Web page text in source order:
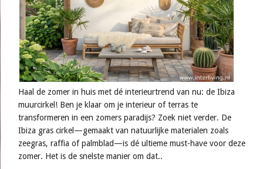
Haal de zomer in huis met dé interieurtrend van nu: de Ibiza
muurcirkel! Ben je klaar om je interieur of terras te
transformeren in een zomers paradijs? Zoek niet verder. De
Ibiza gras cirkel—gemaakt van natuurlijke materialen zoals
zeegras, raffia of palmblad—is dé ultieme must-have voor deze
zomer. Het is de snelste manier om dat..